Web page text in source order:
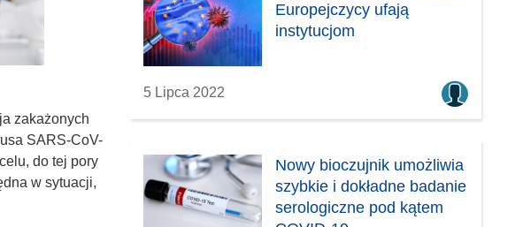
zakażonych
SARS-CoV-
do tej pory
w sytuacji,
Europejczycy ufają
instytucjom
5 Lipca 2022
Nowy bioczujnik umożliwia
szybkie i dokładne badanie
serologiczne pod kątem